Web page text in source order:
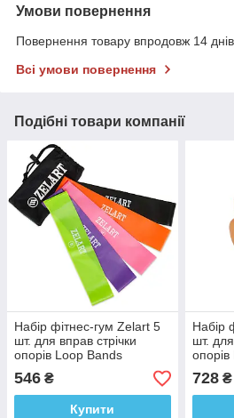
Умови повернення
Повернення товару впродовж 14
Всі умови повернення
Подібні товари компанії
Набір фітнес-гум Zelart 5
шт. для вправ стрічки
опорів Loop Bands
546 ₴
Купити
Набір
шт.
728₴